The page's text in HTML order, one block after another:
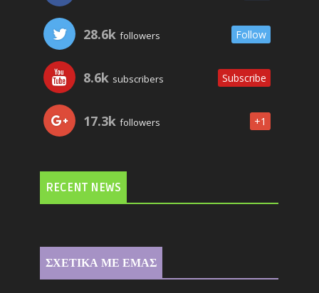
28.6k followers Follow
8.6k subscribers Subscribe
17.3k followers +1
RECENT NEWS
ΣΧΕΤΙΚΑ ΜΕ ΕΜΑΣ